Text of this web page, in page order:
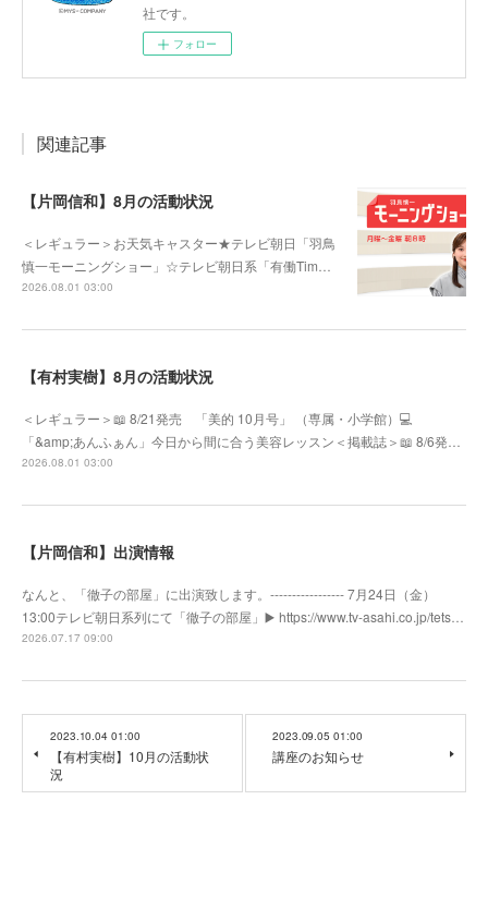
社です。
フォロー
関連記事
【片岡信和】8月の活動状況
＜レギュラー＞お天気キャスター★テレビ朝日「羽鳥
慎一モーニングショー」☆テレビ朝日系「有働Tim…
2026.08.01 03:00
【有村実樹】8月の活動状況
＜レギュラー＞📖 8/21発売 「美的 10月号」 （専属・小学館）💻
「&amp;あんふぁん」今日から間に合う美容レッスン＜掲載誌＞📖 8/6発…
2026.08.01 03:00
【片岡信和】出演情報
なんと、「徹子の部屋」に出演致します。----------------- 7月24日（金）
13:00テレビ朝日系列にて「徹子の部屋」▶️ https://www.tv-asahi.co.jp/tets…
2026.07.17 09:00
2023.10.04 01:00
【有村実樹】10月の活動状
況
2023.09.05 01:00
講座のお知らせ